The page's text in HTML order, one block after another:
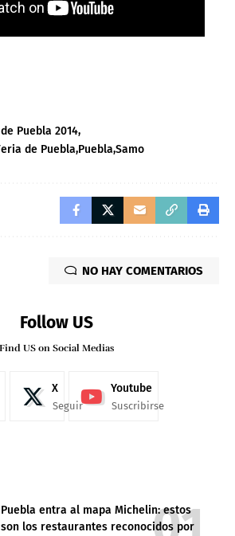
Puebla 2014
de Puebla Puebla Samo
NO HAY COMENTARIOS
Follow US
Find US on Social Medias
X
Seguir
Youtube
Suscribirse
Puebla entra al mapa Michelin: estos
son los restaurantes reconocidos por